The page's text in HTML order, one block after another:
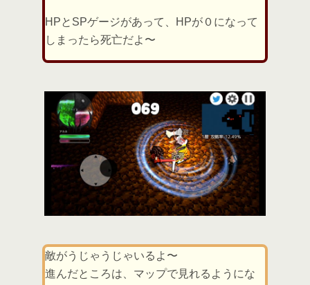
HPとSPゲージがあって、HPが０になって
しまったら死亡だよ〜
敵がうじゃうじゃいるよ〜
進んだところは、マップで見れるようにな